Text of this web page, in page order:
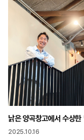
2025.10.16